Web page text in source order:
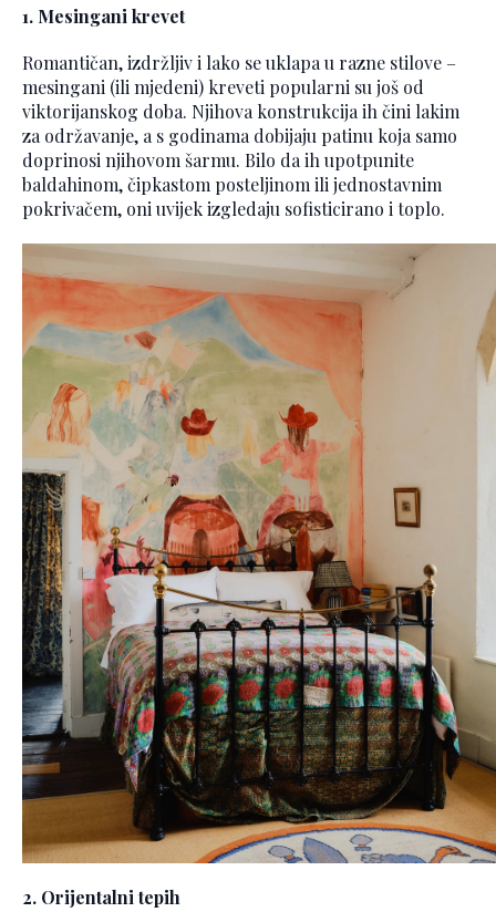
1. Mesingani krevet
Romantičan, izdržljiv i lako se uklapa u razne stilove –
mesingani (ili mjedeni) kreveti popularni su još od
viktorijanskog doba. Njihova konstrukcija ih čini lakim
za održavanje, a s godinama dobijaju patinu koja samo
doprinosi njihovom šarmu. Bilo da ih upotpunite
baldahinom, čipkastom posteljinom ili jednostavnim
pokrivačem, oni uvijek izgledaju sofisticirano i toplo.
2. Orijentalni tepih